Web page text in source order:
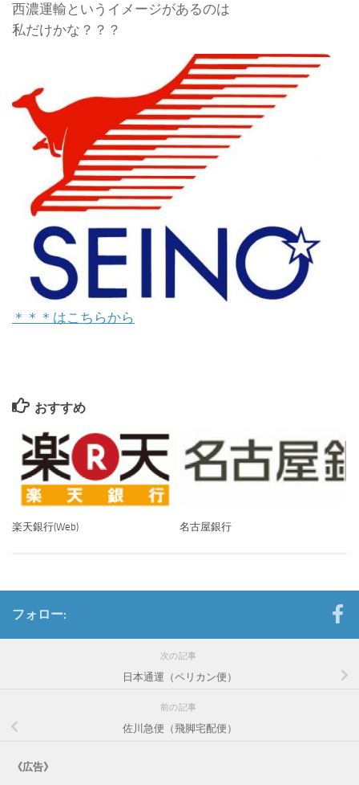
西濃運輸というイメージがあるのは
私だけかな？？？
＊＊＊はこちらから
おすすめ
楽天銀行(Web) 名古屋銀行
フォロー:
次の記事
日本通運（ペリカン便）
前の記事
佐川急便（飛脚宅配便）
《広告》